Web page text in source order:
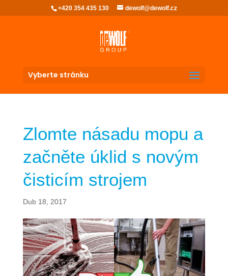
+420 354 435 130 dewolf@dewolf.cz
Vyberte stránku
Zlomte násadu mopu a
začněte úklid s novým
čisticím strojem
Dub 18, 2017